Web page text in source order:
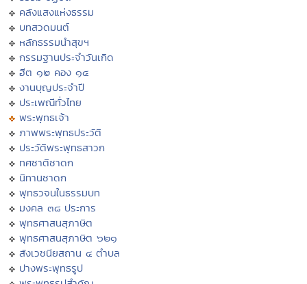
คลังแสงแห่งธรรม
บทสวดมนต์
หลักธรรมนำสุขฯ
กรรมฐานประจำวันเกิด
ฮีต ๑๒ คอง ๑๔
งานบุญประจำปี
ประเพณีทั่วไทย
พระพุทธเจ้า
ภาพพระพุทธประวัติ
ประวัติพระพุทธสาวก
ทศชาติชาดก
นิทานชาดก
พุทธวจนในธรรมบท
มงคล ๓๘ ประการ
พุทธศาสนสุภาษิต
พุทธศาสนสุภาษิต ๖๒๑
สังเวชนียสถาน ๔ ตำบล
ปางพระพุทธรูป